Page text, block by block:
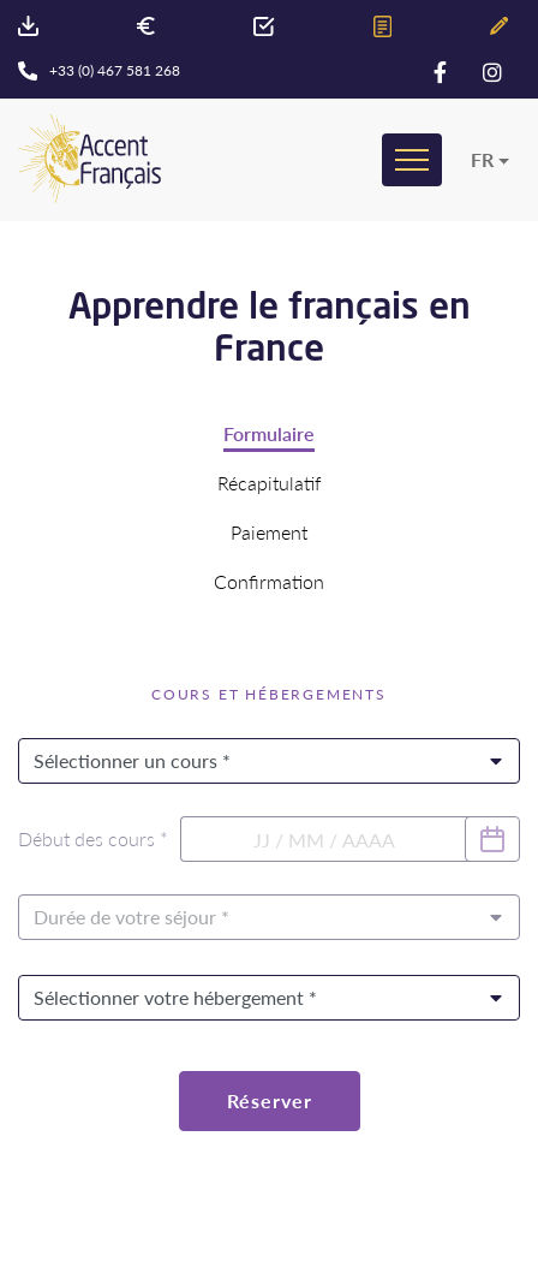
+33 (0) 467 581 268
FR
Apprendre le français en
France
Formulaire
Récapitulatif
Paiement
Confirmation
COURS ET HÉBERGEMENTS
Début des cours *
Réserver